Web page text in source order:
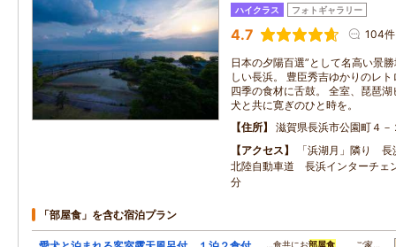
ハイクラス フォトギャラリー
4.7 104件
日本の夕陽百選”として名高い景
しい長浜。 豊臣秀吉ゆかりのレ
四季の食材に舌鼓。 全室、琵琶
犬と共に寛ぎのひと時を。
住所
滋賀県長浜市公園町４－
アクセス
「浜湖月」隣り
北陸自動車道 長浜インターチェ
分
「部屋食」を含む宿泊プラン
…食共にお部屋食 。 ご家…